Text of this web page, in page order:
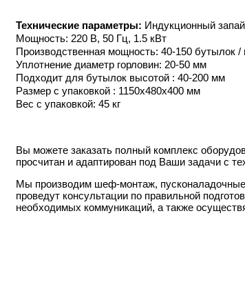
Технические параметры: Индукционный
Мощность: 220 В, 50 Гц, 1.5 кВт
Производственная мощность: 40-150 бутылок /
Уплотнение диаметр горловин: 20-50 мм
Подходит для бутылок высотой : 40-200 мм
Размер с упаковкой : 1150х480х400 мм
Вес с упаковкой: 45 кг
Вы можете заказать полный комплекс
просчитан и адаптирован под Ваши задачи с
Мы производим шеф-монтаж, пусконаладочные
проведут консультации по правильной
необходимых коммуникаций, а также